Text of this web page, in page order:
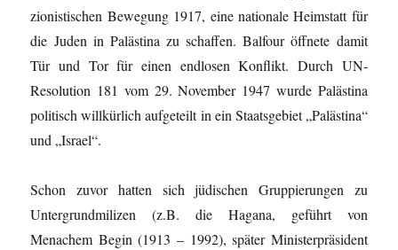
zionistischen Bewegung 1917, eine nationale Heimstatt für
die Juden in Palästina zu schaffen. Balfour öffnete damit
Tür und Tor für einen endlosen Konflikt. Durch UN-
Resolution 181 vom 29. November 1947 wurde Palästina
politisch willkürlich aufgeteilt in ein Staatsgebiet „Palästina“
und „Israel“.
Schon zuvor hatten sich jüdischen Gruppierungen zu
Untergrundmilizen (z.B. die Hagana, geführt von
Menachem Begin (1913 – 1992), später Ministerpräsident